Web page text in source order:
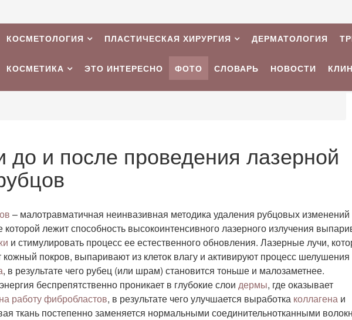
КОСМЕТОЛОГИЯ ПЛАСТИЧЕСКАЯ ХИРУРГИЯ ДЕРМАТОЛОГИЯ
КОСМЕТИКА ЭТО ИНТЕРЕСНО ФОТО СЛОВАРЬ НОВОСТИ
до и после проведения лазерной
– малотравматичная неинвазивная методика удаления рубцовых изменений
которой лежит способность высокоинтенсивного лазерного излучения
и стимулировать процесс ее естественного обновления. Лазерные лучи,
покров, выпаривают из клеток влагу и активируют процесс шелушения
, в результате чего рубец (или шрам) становится тоньше и малозаметнее.
беспрепятственно проникает в глубокие слои дермы, где оказывает
работу фибробластов, в результате чего улучшается выработка коллагена и
ткань постепенно заменяется нормальными соединительнотканными